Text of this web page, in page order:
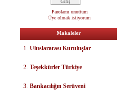
Parolamı unuttum
Üye olmak istiyorum
Makaleler
1. Uluslararası Kuruluşlar
2. Teşekkürler Türkiye
3. Bankacılığın Serüveni